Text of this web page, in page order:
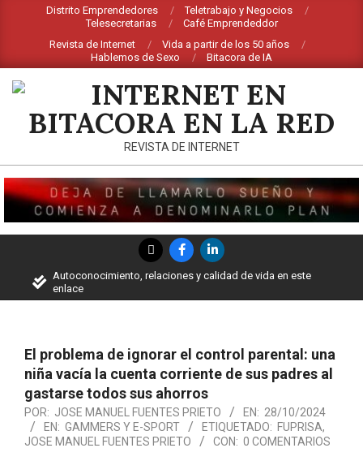
contenido
Distrito Emprendedores
Teletrabajo y Negocios
Telesecretarias
Café Emprendeddor
Revista de Internet
Vida a partir de los 50 años
Hablemos de Sexo
Bitacora de IA
INTERNET
EN
BITACORA
EN
RED
REVISTA DE INTERNET
navegación
principal
Autoconocimiento, relaciones y calidad de vida en este
enlace
El problema de ignorar el control parental: una
niña vacía la cuenta corriente de sus padres al
gastarse todos sus ahorros
POR: JOSE MANUEL FUENTES PRIETO EN: 28/10/2024
EN: GAMMERS Y E-SPORT ETIQUETADO: FUPRISA,
JOSE MANUEL FUENTES PRIETO
CON: 0 COMENTARIOS